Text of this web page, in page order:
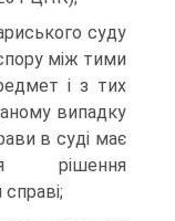
суду
між тими
і з тих
випадку
в суді має
рішення